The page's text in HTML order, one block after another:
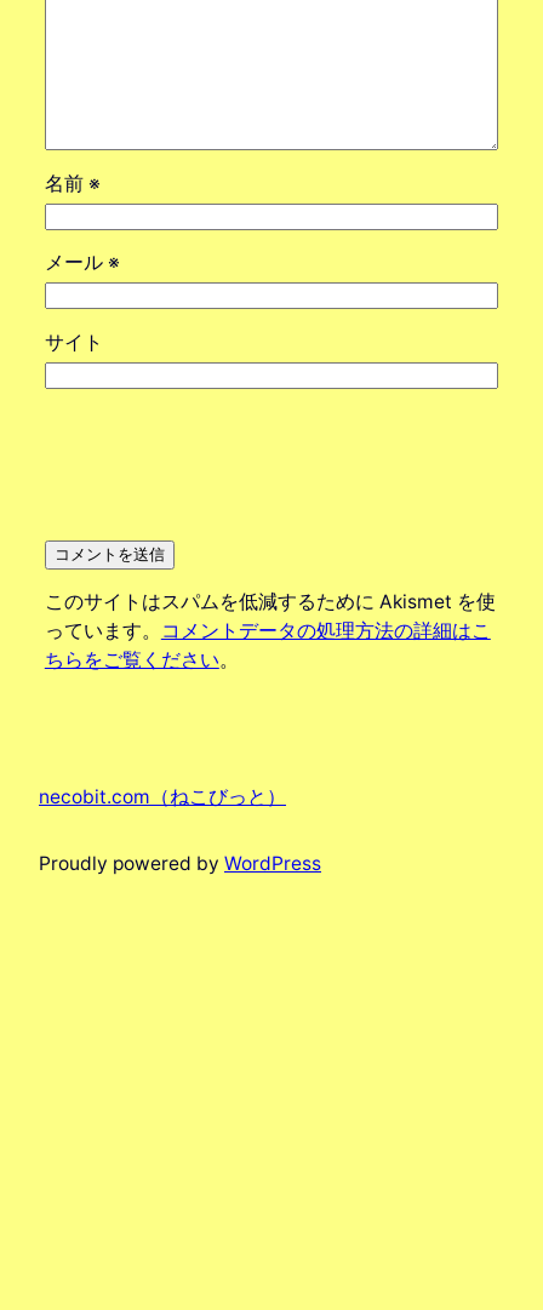
名前 ※
メール ※
サイト
このサイトはスパムを低減するために Akismet を使
っています。
コメントデータの処理方法の詳細はこ
ちらをご覧ください。
necobit.com（ねこびっと）
Proudly powered by WordPress